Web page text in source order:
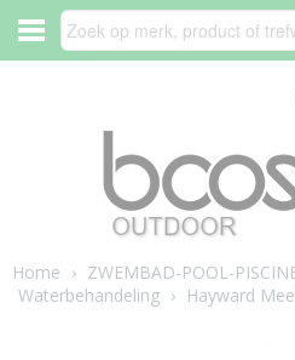
Home › ZWEMBAD-POOL-
Waterbehandeling › Hayward